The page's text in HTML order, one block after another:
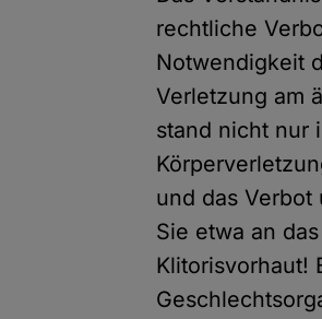
rechtliche
Notwendigkeit
Verletzung am
stand nicht nur
und das Verbot
Sie etwa an
Klitorisvorhaut!